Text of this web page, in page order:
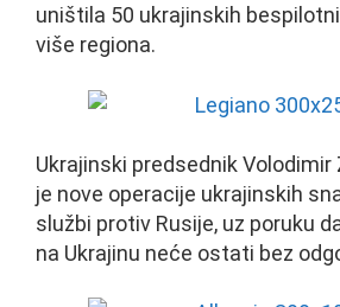
uništila 50 ukrajinskih
više regiona.
Ukrajinski predsednik Volodimir
je nove operacije ukrajinskih
službi protiv Rusije, uz poruku
na Ukrajinu neće ostati bez